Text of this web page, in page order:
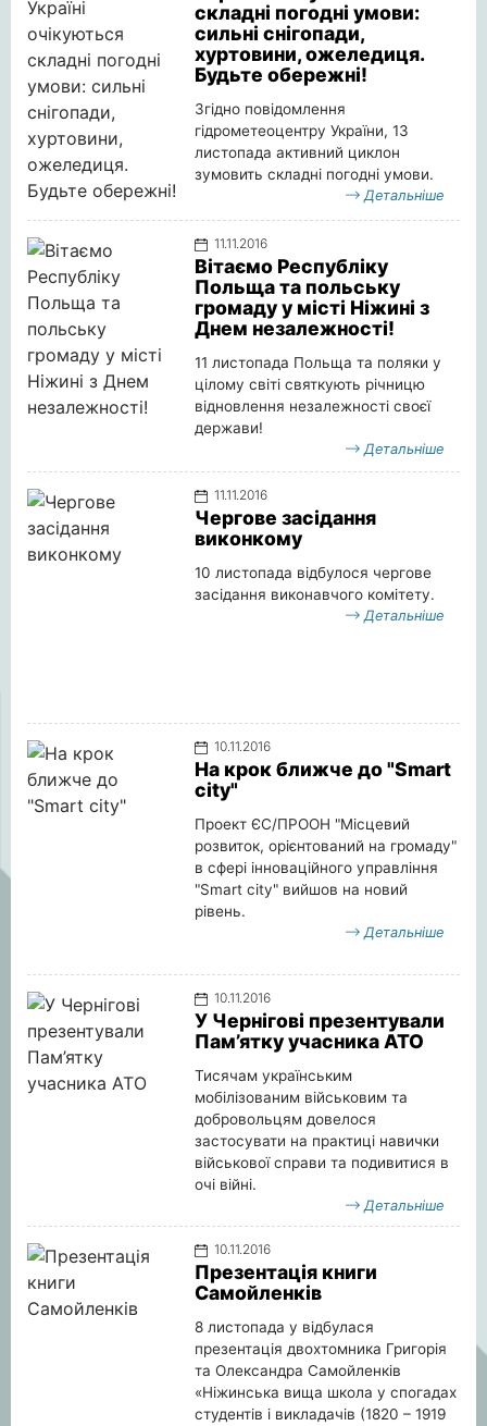
складні погодні умови:
сильні снігопади,
хуртовини, ожеледиця.
Будьте обережні!
Згідно повідомлення
гідрометеоцентру України, 13
листопада активний циклон
зумовить складні погодні умови.
Детальніше
11.11.2016
Вітаємо Республіку
Польща та польську
громаду у місті Ніжині з
Днем незалежності!
11 листопада Польща та поляки у
цілому світі святкують річницю
відновлення незалежності своєї
держави!
Детальніше
11.11.2016
Чергове засідання
виконкому
10 листопада відбулося чергове
засідання виконавчого комітету.
Детальніше
10.11.2016
На крок ближче до "Smart
city"
Проект ЄС/ПРООН "Місцевий
розвиток, орієнтований на громаду"
в сфері інноваційного управління
"Smart city" вийшов на новий
рівень.
Детальніше
10.11.2016
У Чернігові презентували
Пам’ятку учасника АТО
Тисячам українським
мобілізованим військовим та
добровольцям довелося
застосувати на практиці навички
військової справи та подивитися в
очі війні.
Детальніше
10.11.2016
Презентація книги
Самойленків
8 листопада у відбулася
презентація двохтомника Григорія
та Олександра Самойленків
«Ніжинська вища школа у спогадах
студентів і викладачів (1820 – 1919